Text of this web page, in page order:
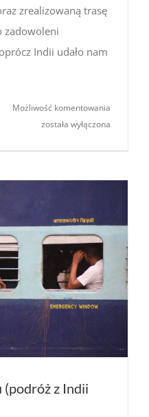
zrealizowaną trasę
zadowoleni
Indii udało nam
Możliwość komentowania
została wyłączona
(podróż z Indii